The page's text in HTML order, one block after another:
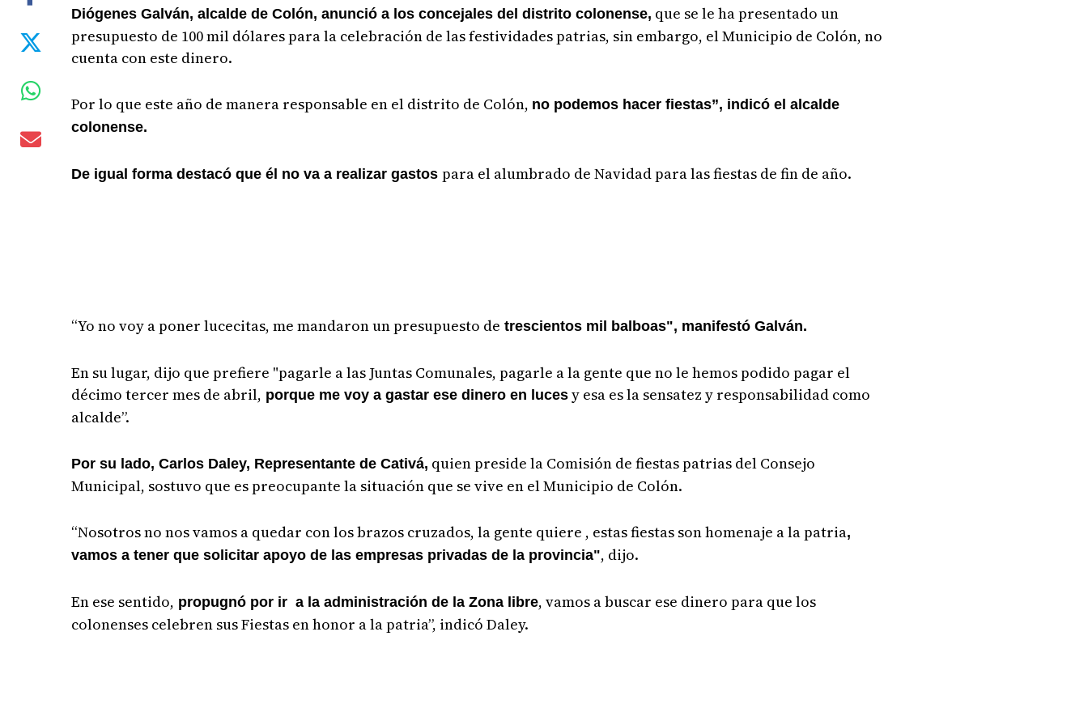
Diógenes Galván, alcalde de Colón, anunció a los concejales del distrito colonense, que se le ha presentado un
presupuesto de 100 mil dólares para la celebración de las festividades patrias, sin embargo, el Municipio de Colón, no
cuenta con este dinero.
Por lo que este año de manera responsable en el distrito de Colón, no podemos hacer fiestas”, indicó el alcalde
colonense.
De igual forma destacó que él no va a realizar gastospara el alumbrado de Navidad para las fiestas de fin de año.
“Yo no voy a poner lucecitas, me mandaron un presupuesto de trescientos mil balboas", manifestó Galván.
En su lugar, dijo que prefiere "pagarle a las Juntas Comunales, pagarle a la gente que no le hemos podido pagar el
décimo tercer mes de abril, porque me voy a gastar ese dinero en luces y esa es la sensatez y responsabilidad como
alcalde”.
Por su lado, Carlos Daley, Representante de Cativá, quien preside la Comisión de fiestas patrias del Consejo
Municipal, sostuvo que es preocupante la situación que se vive en el Municipio de Colón.
“Nosotros no nos vamos a quedar con los brazos cruzados, la gente quiere , estas fiestas son homenaje a la patria,
vamos a tener que solicitar apoyo de las empresas privadas de la provincia", dijo.
En ese sentido, propugnó por ir a la administración de la Zona libre, vamos a buscar ese dinero para que los
colonenses celebren sus Fiestas en honor a la patria”, indicó Daley.